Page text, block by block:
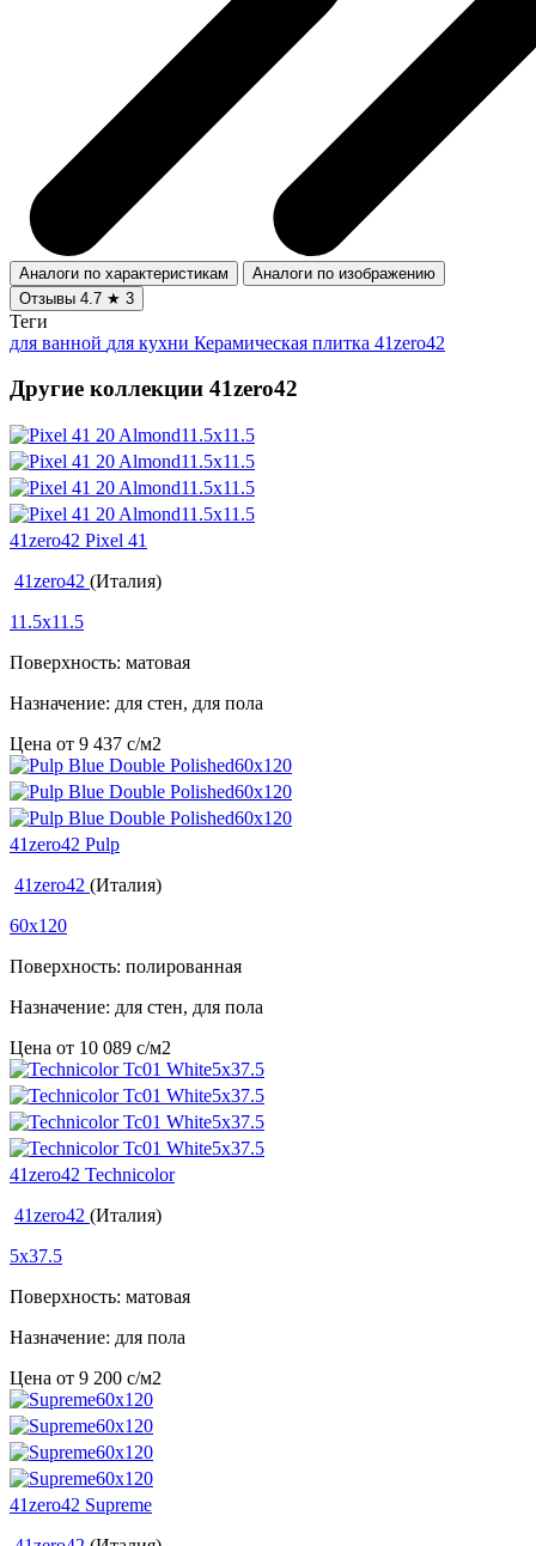
Аналоги по характеристикам
Аналоги по изображению
Отзывы 4.7 ★ 3
Теги
для ванной для кухни Керамическая плитка 41zero42
Другие коллекции 41zero42
41zero42 Pixel 41
41zero42 (Италия)
11.5x11.5
Поверхность: матовая
Назначение: для стен, для пола
Цена от 9 437 c/м2
41zero42 Pulp
41zero42 (Италия)
60x120
Поверхность: полированная
Назначение: для стен, для пола
Цена от 10 089 c/м2
41zero42 Technicolor
41zero42 (Италия)
5x37.5
Поверхность: матовая
Назначение: для пола
Цена от 9 200 c/м2
41zero42 Supreme